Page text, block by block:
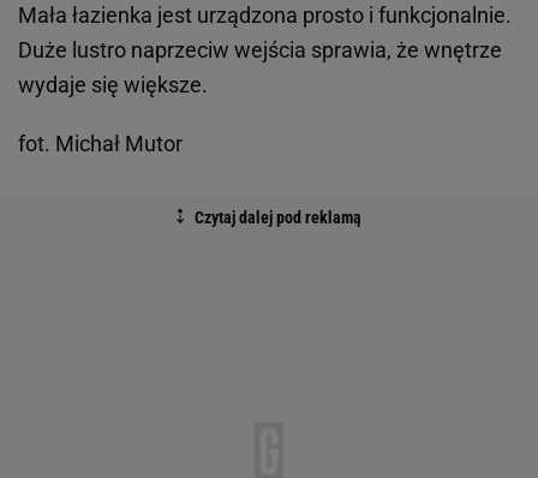
Mała łazienka jest urządzona prosto i funkcjonalnie.
Duże lustro naprzeciw wejścia sprawia, że wnętrze
wydaje się większe.
fot. Michał Mutor